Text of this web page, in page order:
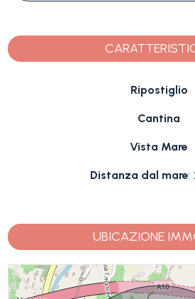
Ripostiglio
Cantina
Vista Mare
Distanza dal mare:
UBICAZIONE